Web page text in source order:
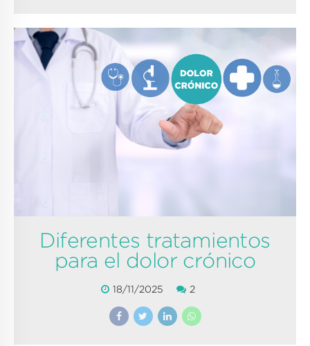
18/11/2025 2
Diferentes tratamientos
para el dolor crónico